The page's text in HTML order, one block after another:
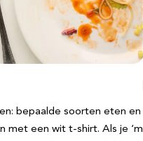
bepaalde soorten eten en
met een wit t-shirt. Als je ‘m